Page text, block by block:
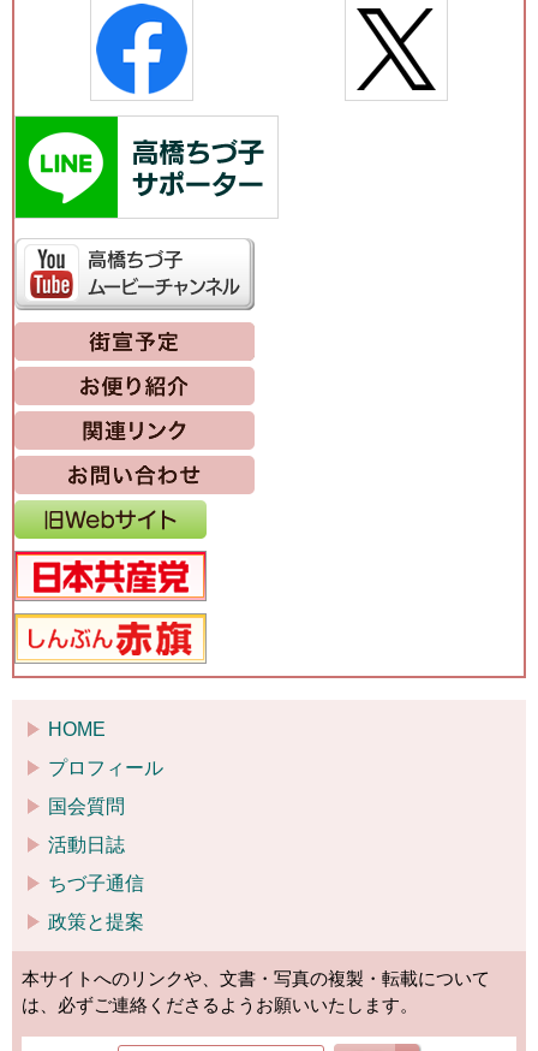
HOME
プロフィール
国会質問
活動日誌
ちづ子通信
政策と提案
本サイトへのリンクや、文書・写真の複製・転載について
は、必ずご連絡くださるようお願いいたします。